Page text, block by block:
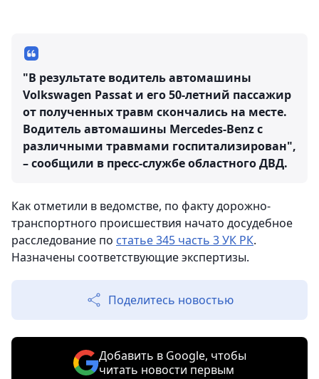
"В результате водитель автомашины
Volkswagen Passat и его 50-летний пассажир
от полученных травм скончались на месте.
Водитель автомашины Mercedes-Benz с
различными травмами госпитализирован",
– сообщили в пресс-службе областного ДВД.
Как отметили в ведомстве, по факту дорожно-
транспортного происшествия начато досудебное
расследование по статье 345 часть 3 УК РК.
Назначены соответствующие экспертизы.
Поделитесь новостью
Добавить в Google, чтобы
читать новости первым